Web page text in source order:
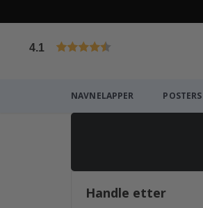
4.1
NAVNELAPPER POSTERS
Handle etter